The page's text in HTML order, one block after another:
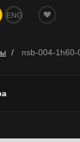
ENG
nsb-004-1h60-